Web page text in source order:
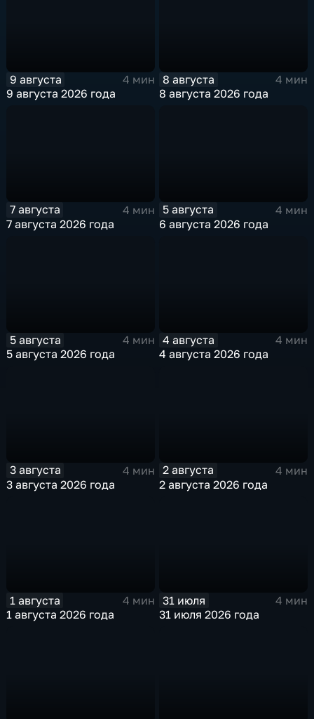
9 августа
4 мин
9 августа 2026 года
8 августа
4 мин
8 августа 2026 года
7 августа
4 мин
7 августа 2026 года
5 августа
4 мин
6 августа 2026 года
5 августа
4 мин
5 августа 2026 года
4 августа
4 мин
4 августа 2026 года
3 августа
4 мин
3 августа 2026 года
2 августа
4 мин
2 августа 2026 года
1 августа
4 мин
1 августа 2026 года
31 июля
4 мин
31 июля 2026 года